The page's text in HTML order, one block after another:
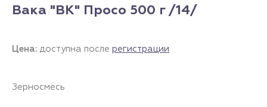
Вака "ВК" Просо 500 г /14/
Цена: доступна после регистрации
Зерносмесь